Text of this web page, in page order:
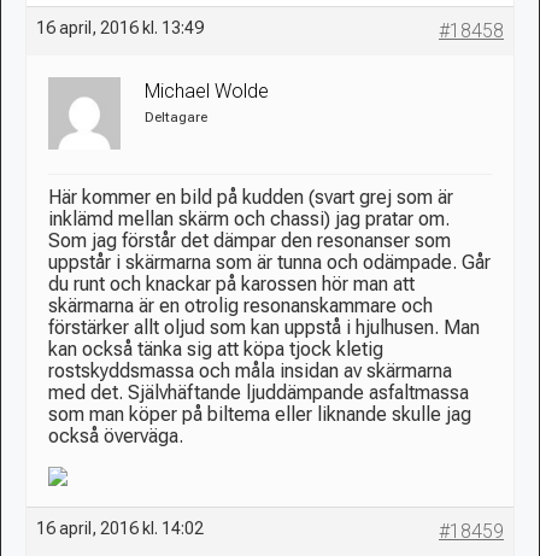
16 april, 2016 kl. 13:49 #18458
Michael Wolde
Deltagare
Här kommer en bild på kudden (svart grej som är
inklämd mellan skärm och chassi) jag pratar om.
Som jag förstår det dämpar den resonanser som
uppstår i skärmarna som är tunna och odämpade. Går
du runt och knackar på karossen hör man att
skärmarna är en otrolig resonanskammare och
förstärker allt oljud som kan uppstå i hjulhusen. Man
kan också tänka sig att köpa tjock kletig
rostskyddsmassa och måla insidan av skärmarna
med det. Självhäftande ljuddämpande asfaltmassa
som man köper på biltema eller liknande skulle jag
också överväga.
16 april, 2016 kl. 14:02 #18459